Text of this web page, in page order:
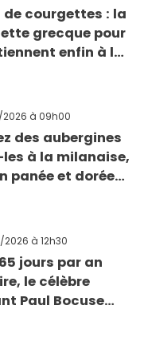
courgettes : la
grecque pour
enfin à la
2026 à 09h00
des aubergines
les à la milanaise,
panée et dorée
2026 à 12h30
jours par an
le célèbre
Paul Bocuse